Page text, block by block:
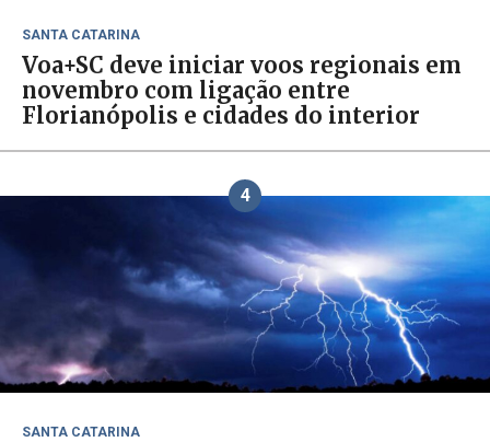
SANTA CATARINA
Voa+SC deve iniciar voos regionais em
novembro com ligação entre
Florianópolis e cidades do interior
4
SANTA CATARINA